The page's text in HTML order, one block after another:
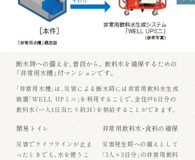
断水時への備えを、普段から。飲料水を確保するための
『非常用水槽』付マンションです。
「非常用水槽」は、災害による断水時には非常用飲料水生成
装置「WELL UPミニ」を利用することで、全住戸6日分の
飲料水（一人1日当たり約3ℓ）を供給することができます。
簡易トイレ
災害でライフラインが止ま
ったときでも、水を使うこ
非常用飲料水・食料の確保
災害発生時への備えとして
「3人×3日分」の非常用飲料